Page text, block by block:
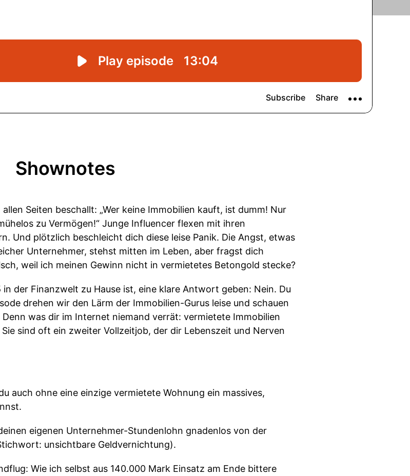
Shownotes
Seiten beschallt: „Wer keine Immobilien kauft, ist dumm! Nur
zu Vermögen!“ Junge Influencer flexen mit ihren
Und plötzlich beschleicht dich diese leise Panik. Die Angst, etwas
Unternehmer, stehst mitten im Leben, aber fragst dich
weil ich meinen Gewinn nicht in vermietetes Betongold stecke?
der Finanzwelt zu Hause ist, eine klare Antwort geben: Nein. Du
drehen wir den Lärm der Immobilien-Gurus leise und schauen
was dir im Internet niemand verrät: vermietete Immobilien
sind oft ein zweiter Vollzeitjob, der dir Lebenszeit und Nerven
auch ohne eine einzige vermietete Wohnung ein massives,
eigenen Unternehmer-Stundenlohn gnadenlos von der
unsichtbare Geldvernichtung).
Wie ich selbst aus 140.000 Mark Einsatz am Ende bittere